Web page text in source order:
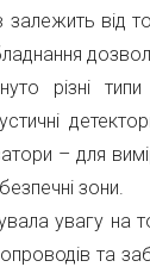
від
різні
– для
зони.
увагу на
та